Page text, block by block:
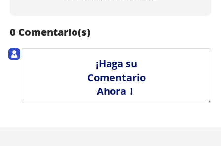
0 Comentario(s)
¡Haga su
Comentario
Ahora！